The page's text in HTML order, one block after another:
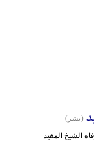
(نشر)
الشیخ المفید